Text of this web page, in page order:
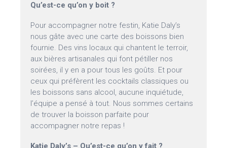
Qu’est-ce qu’on y boit ?
Pour accompagner notre festin, Katie Daly’s
nous gâte avec une carte des boissons bien
fournie. Des vins locaux qui chantent le terroir,
aux bières artisanales qui font pétiller nos
soirées, il y en a pour tous les goûts. Et pour
ceux qui préfèrent les cocktails classiques ou
les boissons sans alcool, aucune inquiétude,
l’équipe a pensé à tout. Nous sommes certains
de trouver la boisson parfaite pour
accompagner notre repas !
Katie Daly’s – Qu’est-ce qu’on y fait ?